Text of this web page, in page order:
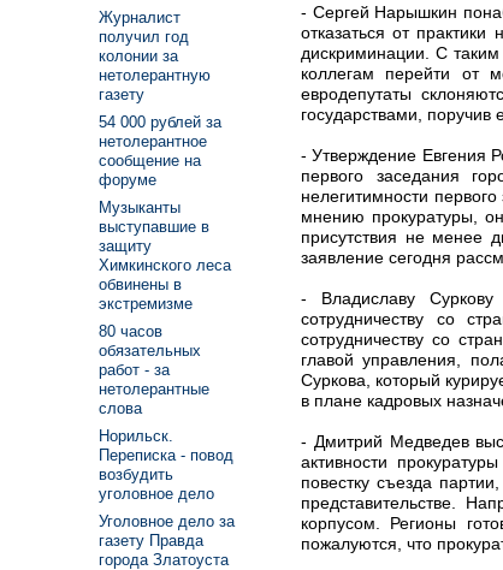
- Сергей Нарышкин
отказаться от
дискриминации. С
коллегам перейти от
евродепутаты
государствами, поручив
- Утверждение Евгения
первого заседания
нелегитимности
мнению прокуратуры,
присутствия не менее
заявление сегодня
- Владиславу Суркову
сотрудничеству со
сотрудничеству со
главой управления,
Суркова, который
в плане кадровых
- Дмитрий Медведев
активности
повестку съезда
представительстве.
корпусом. Регионы
пожалуются, что
Журналист
получил год
колонии за
нетолерантную
газету
54 000 рублей за
нетолерантное
сообщение на
форуме
Музыканты
выступавшие в
защиту
Химкинского леса
обвинены в
экстремизме
80 часов
обязательных
работ - за
нетолерантные
слова
Норильск.
Переписка - повод
возбудить
уголовное дело
Уголовное дело за
газету Правда
города Златоуста